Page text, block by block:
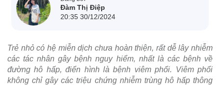
Đàm Thị Điệp
20:35 30/12/2024
Trẻ nhỏ có hệ miễn dịch chưa hoàn thiện, rất dễ lây nhiễm
các tác nhân gây bệnh nguy hiểm, nhất là các bệnh về
đường hô hấp, điển hình là bệnh viêm phổi. Viêm phổi
không chỉ gây các triệu chứng nhiễm trùng hô hấp thông